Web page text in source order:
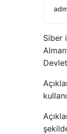
Siber